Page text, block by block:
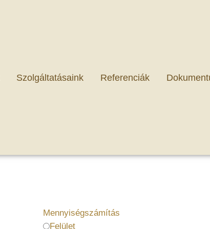
Szolgáltatásaink Referenciák
Mennyiségszámítás
Felület